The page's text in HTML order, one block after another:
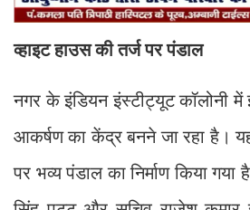
व्हाइट हाउस की तर्ज पर पंडाल
नगर के इंडियन इंस्टीट्यूट कॉलोनी
आकर्षण का केंद्र बनने जा रहा है।
पर भव्य पंडाल का निर्माण किया गया